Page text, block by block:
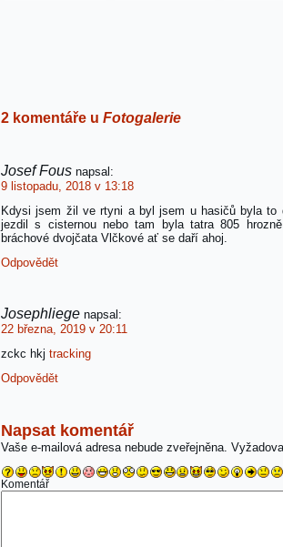
2 komentáře u Fotogalerie
Josef Fous napsal:
9 listopadu, 2018 v 13:18
Kdysi jsem žil ve rtyni a byl jsem u hasičů byla
jezdil s cisternou nebo tam byla tatra 805
bráchové dvojčata Vlčkové ať se daří ahoj.
Odpovědět
Josephliege napsal:
22 března, 2019 v 20:11
zckc hkj tracking
Odpovědět
Napsat komentář
Vaše e-mailová adresa nebude zveřejněna.
Komentář